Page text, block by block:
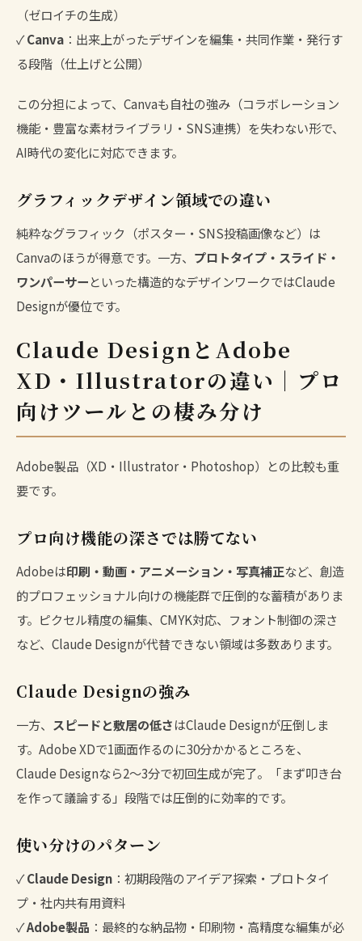
（ゼロイチの生成）
✓Canva ：出来上がったデザインを編集・共同作業・発行す
る段階（仕上げと公開）
この分担によって、Canvaも自社の強み（コラボレーション
機能・豊富な素材ライブラリ・SNS連携）を失わない形で、
AI時代の変化に対応できます。
グラフィックデザイン領域での違い
純粋なグラフィック（ポスター・SNS投稿画像など）は
Canvaのほうが得意です。一方、 プロトタイプ・スライド・
ワンパーサーといった構造的なデザインワークではClaude
Designが優位です。
Claude DesignとAdobe
XD・Illustratorの違い｜プロ
向けツールとの棲み分け
Adobe製品（XD・Illustrator・Photoshop）との比較も重
要です。
プロ向け機能の深さでは勝てない
Adobeは印刷・動画・アニメーション・写真補正など、創造
的プロフェッショナル向けの機能群で圧倒的な蓄積がありま
す。ピクセル精度の編集、CMYK対応、フォント制御の深さ
など、Claude Designが代替できない領域は多数あります。
Claude Designの強み
一方、 スピードと敷居の低さはClaude Designが圧倒しま
す。Adobe XDで1画面作るのに30分かかるところを、
Claude Designなら2〜3分で初回生成が完了。「まず叩き台
を作って議論する」段階では圧倒的に効率的です。
使い分けのパターン
✓Claude Design ：初期段階のアイデア探索・プロトタイ
プ・社内共有用資料
✓Adobe製品 ：最終的な納品物・印刷物・高精度な編集が必